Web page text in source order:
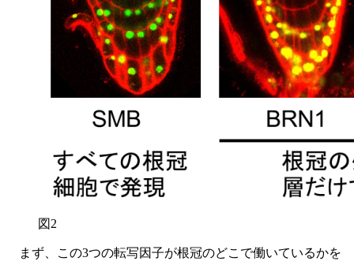
図2
まず、この3つの転写因子が根冠のどこで働いているかを